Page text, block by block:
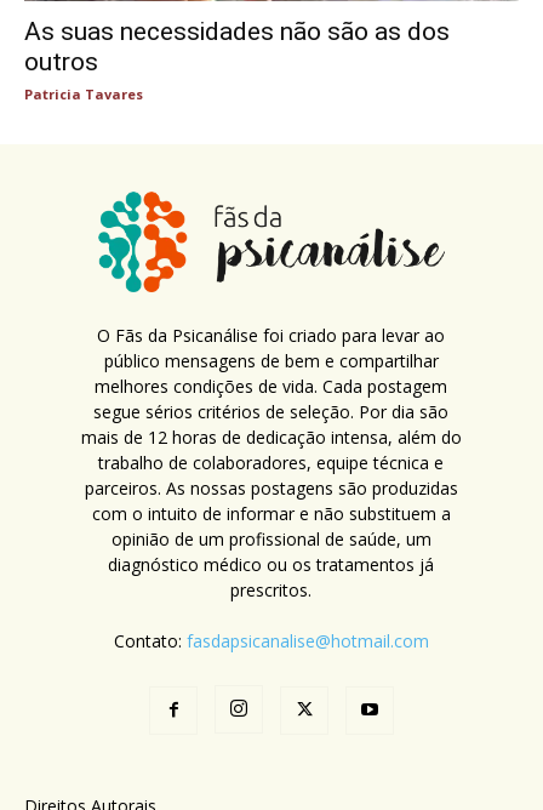
As suas necessidades não são as dos
outros
Patricia Tavares
O Fãs da Psicanálise foi criado para levar ao
público mensagens de bem e compartilhar
melhores condições de vida. Cada postagem
segue sérios critérios de seleção. Por dia são
mais de 12 horas de dedicação intensa, além do
trabalho de colaboradores, equipe técnica e
parceiros. As nossas postagens são produzidas
com o intuito de informar e não substituem a
opinião de um profissional de saúde, um
diagnóstico médico ou os tratamentos já
prescritos.
Contato: fasdapsicanalise@hotmail.com
Direitos Autorais